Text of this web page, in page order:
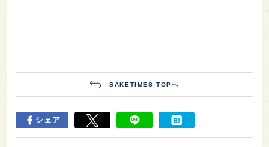
SAKETIMES TOPへ
シェア